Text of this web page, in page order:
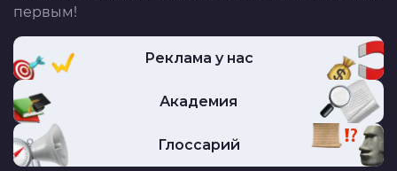
первым!
Реклама у нас
Академия
Глоссарий